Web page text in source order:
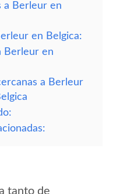
a Berleur en
en Belgica:
Berleur en
a Berleur
tanto de